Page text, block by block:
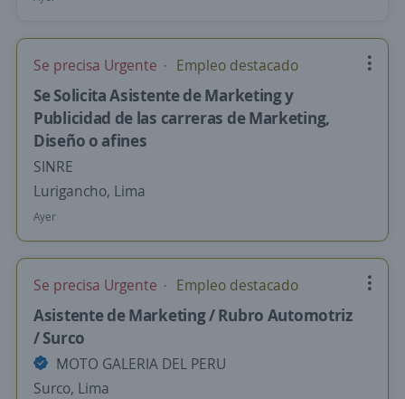
Se precisa Urgente Empleo destacado
Se Solicita Asistente de Marketing y
Publicidad de las carreras de Marketing,
Diseño o afines
SINRE
Lurigancho, Lima
Ayer
Se precisa Urgente Empleo destacado
Asistente de Marketing / Rubro Automotriz
/ Surco
MOTO GALERIA DEL PERU
Surco, Lima